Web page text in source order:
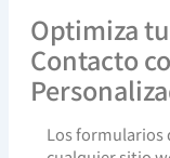
Optimiza
Contacto
Los formularios